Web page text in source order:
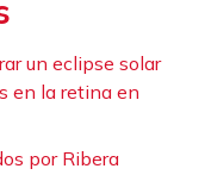
un eclipse solar
en la retina en
por Ribera